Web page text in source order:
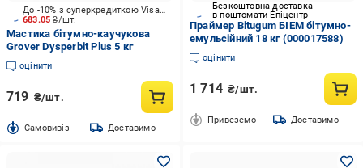
683.05₴/шт.
До -10% з суперкредиткою Visa Вигода
Мастика бітумно-каучукова
Grover Dysperbit Plus 5 кг
оцінити
719 ₴/шт.
Cамовивіз Доставимо
Безкоштовна доставка
в поштомати Епіцентр
Праймер Bitugum БІЕМ бітумно-
емульсійний 18 кг (000017588)
оцінити
1 714 ₴/шт.
Привеземо Доставимо